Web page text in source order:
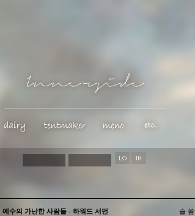
예수의 가난한 사람들 - 하워드 서먼 슬 씀